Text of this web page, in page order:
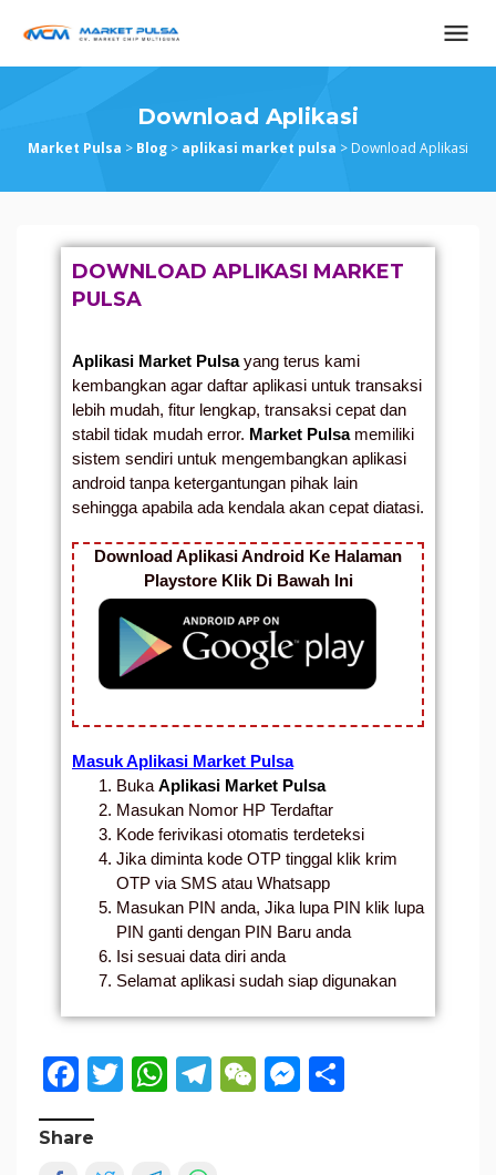
Download Aplikasi
Market Pulsa > Blog > aplikasi market pulsa > Download Aplikasi
DOWNLOAD APLIKASI MARKET
PULSA
Aplikasi Market Pulsayang terus kami
kembangkan agar daftar aplikasi untuk transaksi
lebih mudah, fitur lengkap, transaksi cepat dan
stabil tidak mudah error. Market Pulsa memiliki
sistem sendiri untuk mengembangkan aplikasi
android tanpa ketergantungan pihak lain
sehingga apabila ada kendala akan cepat diatasi.
Download Aplikasi Android Ke Halaman
Playstore Klik Di Bawah Ini
Masuk Aplikasi Market Pulsa
Buka Aplikasi Market Pulsa
Masukan Nomor HP Terdaftar
Kode ferivikasi otomatis terdeteksi
Jika diminta kode OTP tinggal klik krim
OTP via SMS atau Whatsapp
Masukan PIN anda, Jika lupa PIN klik lupa
PIN ganti dengan PIN Baru anda
Isi sesuai data diri anda
Selamat aplikasi sudah siap digunakan
Facebook
Twitter
WhatsApp
Telegram
WeChat
Messenger
Share